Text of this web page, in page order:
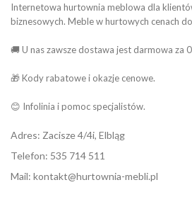
Internetowa hurtownia meblowa dla
biznesowych. Meble w hurtowych cenach
🚚 U nas zawsze dostawa jest darmowa za 0
🎁 Kody rabatowe i okazje cenowe.
😊 Infolinia i pomoc specjalistów.
Adres: Zacisze 4/4i, Elbląg
Telefon: 535 714 511
Mail: kontakt@hurtownia-mebli.pl